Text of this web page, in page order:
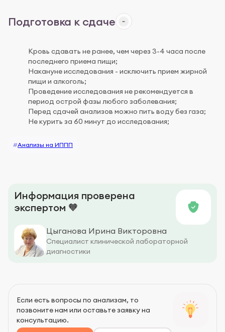
Подготовка к сдаче
Кровь сдавать не ранее, чем через 3-4 часа после
последнего приема пищи;
Накануне исследования - исключить прием жирной
пищи и алкоголь;
Проведение исследования не рекомендуется в
период острой фазы любого заболевания;
Перед сдачей анализов можно пить воду без газа;
Не курить за 60 минут до исследования;
#Анализы на ИППП
Информация проверена
экспертом 🧡
Цыганова Ирина Викторовна
Специалист клинической лабораторной
диагностики
Если есть вопросы по анализам, то
позвоните нам или оставьте заявку на
консультацию.